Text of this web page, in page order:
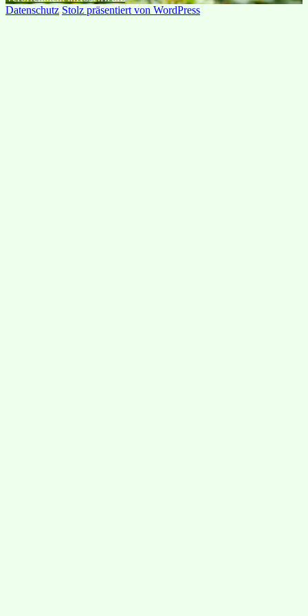
Datenschutz Stolz präsentiert von WordPress